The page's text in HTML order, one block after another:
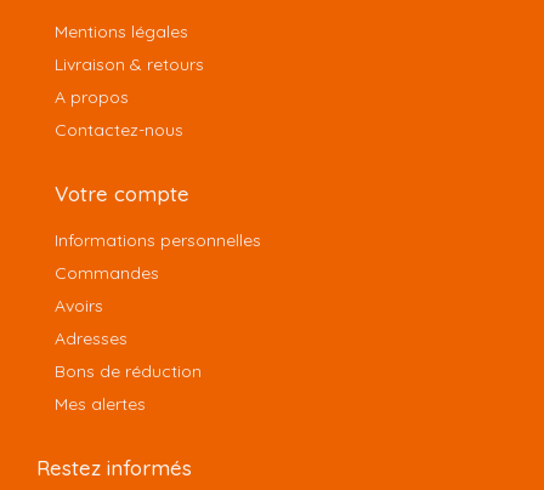
Mentions légales
Livraison & retours
A propos
Contactez-nous
Votre compte
Informations personnelles
Commandes
Avoirs
Adresses
Bons de réduction
Mes alertes
Restez informés